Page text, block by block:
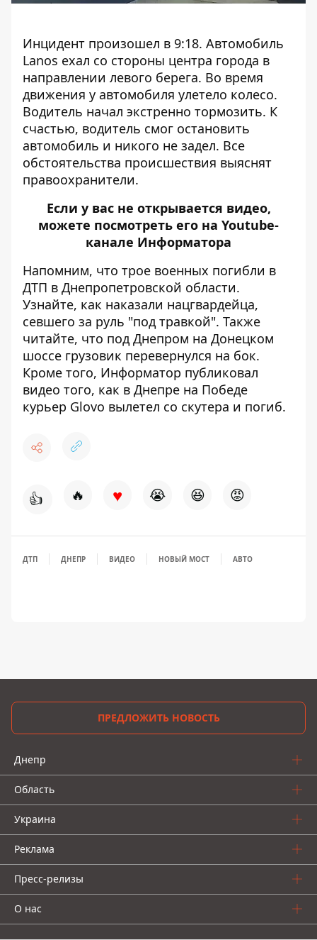
Инцидент произошел в 9:18. Автомобиль
Lanos ехал со стороны центра города в
направлении левого берега. Во время
движения у автомобиля улетело колесо.
Водитель начал экстренно тормозить. К
счастью, водитель смог остановить
автомобиль и никого не задел. Все
обстоятельства происшествия выяснят
правоохранители.
Если у вас не открывается видео,
можете посмотреть его на Youtube-
канале Информатора
Напомним, что трое военных погибли в
ДТП в Днепропетровской области.
Узнайте, как наказали нацгвардейца,
севшего за руль "под травкой". Также
читайте, что под Днепром на Донецком
шоссе грузовик перевернулся на бок.
Кроме того, Информатор публиковал
видео того, как в Днепре на Победе
курьер Glovo вылетел со скутера и погиб.
👍 🔥 ♥ 😭 😆 😡
ДТП ДНЕПР ВИДЕО НОВЫЙ МОСТ АВТО
ПРЕДЛОЖИТЬ НОВОСТЬ
Днепр
Область
Украина
Реклама
Пресс-релизы
О нас